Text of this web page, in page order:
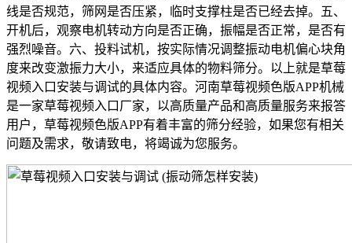
线是否规范，筛网是否压紧，临时支撑柱是否已经去掉。五、
开机后，观察电机转动方向是否正确，振幅是否正常，是否有
强烈噪音。六、投料试机，按实际情况调整振动电机偏心块角
度来改变激振力大小，来适应具体的物料筛分。以上就是草莓
视频入口安装与调试的具体内容。河南草莓视频色版APP机械
是一家草莓视频入口厂家，以高质量产品和高质量服务来报答
用户，草莓视频色版APP有着丰富的筛分经验，如果您有相关
问题及需求，敬请致电，将竭诚为您服务。